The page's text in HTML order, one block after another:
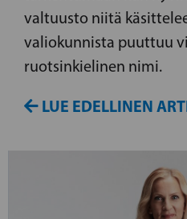
valtuusto niitä
valiokunnista puuttuu
ruotsinkielinen nimi.
LUE EDELLINEN